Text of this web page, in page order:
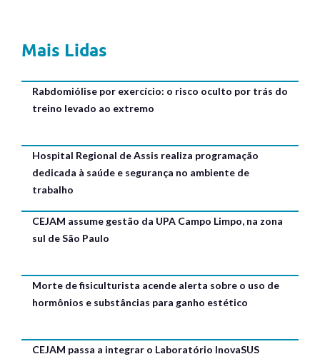
Mais Lidas
Rabdomiólise por exercício: o risco oculto por trás do
treino levado ao extremo
Hospital Regional de Assis realiza programação
dedicada à saúde e segurança no ambiente de
trabalho
CEJAM assume gestão da UPA Campo Limpo, na zona
sul de São Paulo
Morte de fisiculturista acende alerta sobre o uso de
hormônios e substâncias para ganho estético
CEJAM passa a integrar o Laboratório InovaSUS